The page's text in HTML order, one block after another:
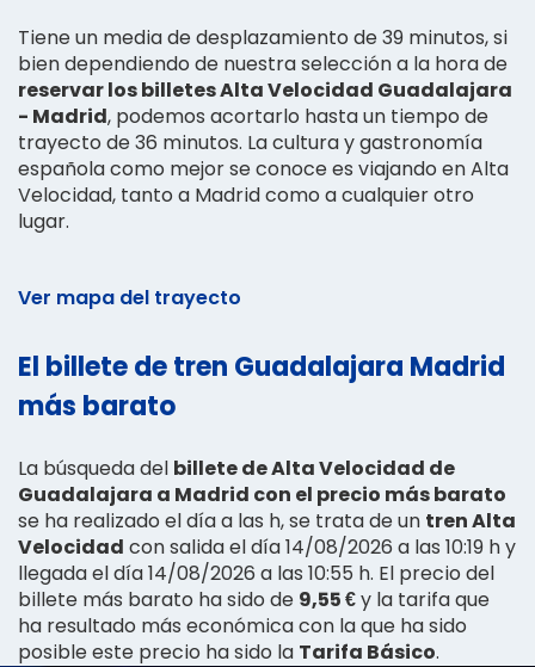
Tiene un media de desplazamiento de 39 minutos, si
bien dependiendo de nuestra selección a la hora de
reservar los billetes Alta Velocidad Guadalajara
- Madrid, podemos acortarlo hasta un tiempo de
trayecto de 36 minutos. La cultura y gastronomía
española como mejor se conoce es viajando en Alta
Velocidad, tanto a Madrid como a cualquier otro
lugar.
Ver mapa del trayecto
El billete de tren Guadalajara Madrid
más barato
La búsqueda del billete de Alta Velocidad de
Guadalajara a Madrid con el precio más barato
se ha realizado el día a las h, se trata de un tren Alta
Velocidad con salida el día 14/08/2026 a las 10:19 h y
llegada el día 14/08/2026 a las 10:55 h. El precio del
billete más barato ha sido de 9,55 €y la tarifa que
ha resultado más económica con la que ha sido
posible este precio ha sido la Tarifa Básico.